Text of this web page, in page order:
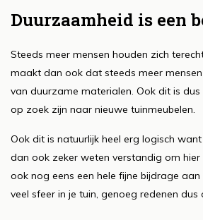
Duurzaamheid is een
Steeds meer mensen houden zich
maakt dan ook dat steeds meer
van duurzame materialen. Ook dit is
op zoek zijn naar nieuwe tuinmeubelen.
Ook dit is natuurlijk heel erg logisch
dan ook zeker weten verstandig om
ook nog eens een hele fijne bijdrage
veel sfeer in je tuin, genoeg redenen